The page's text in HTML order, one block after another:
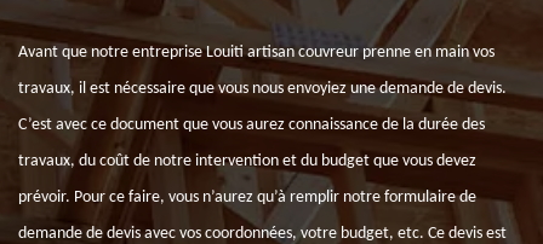
Avant que notre entreprise Louiti artisan couvreur prenne en main vos
travaux, il est nécessaire que vous nous envoyiez une demande de devis.
C’est avec ce document que vous aurez connaissance de la durée des
travaux, du coût de notre intervention et du budget que vous devez
prévoir. Pour ce faire, vous n’aurez qu’à remplir notre formulaire de
demande de devis avec vos coordonnées, votre budget, etc. Ce devis est